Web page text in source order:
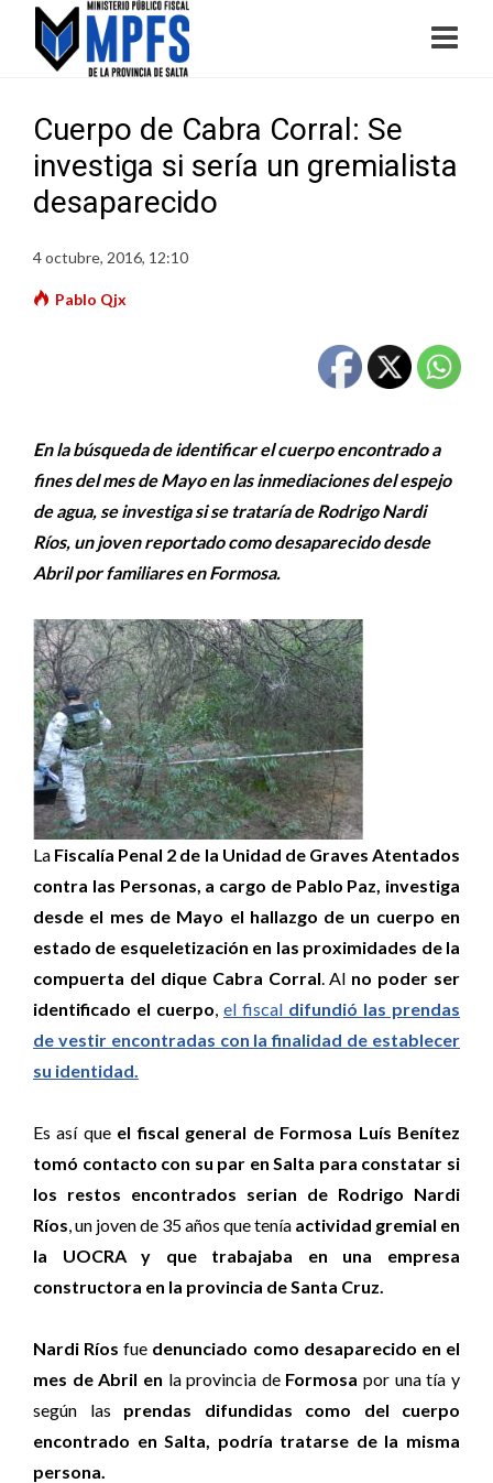
Cuerpo de Cabra Corral: Se
investiga si sería un gremialista
desaparecido
4 octubre, 2016, 12:10
Pablo Qjx
En la búsqueda de identificar el cuerpo encontrado a
fines del mes de Mayo en las inmediaciones del espejo
de agua, se investiga si se trataría de Rodrigo Nardi
Ríos, un joven reportado como desaparecido desde
Abril por familiares en Formosa.
La Fiscalía Penal 2 de la Unidad de Graves Atentados
contra las Personas, a cargo de Pablo Paz, investiga
desde el mes de Mayo el hallazgo de un cuerpo en
estado de esqueletización en las proximidades de la
compuerta del dique Cabra Corral. Al no poder ser
identificado el cuerpo, el fiscal difundió las prendas
de vestir encontradas con la finalidad de establecer
su identidad.
Es así que el fiscal general de Formosa Luís Benítez
tomó contacto con su par en Salta para constatar si
los restos encontrados serian de Rodrigo Nardi
Ríos, un joven de 35 años que tenía actividad gremial en
la UOCRA y que trabajaba en una empresa
constructora en la provincia de Santa Cruz.
Nardi Ríos fue denunciado como desaparecido en el
mes de Abril en la provincia deFormosapor una tía y
según las prendas difundidas como del cuerpo
encontrado en Salta, podría tratarse de la misma
persona.